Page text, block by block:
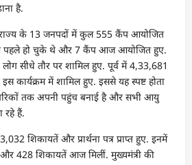
है.
के 13 जनपदों में कुल 555 कैंप आयोजित
पहले हो चुके थे और 7 कैंप आज आयोजित हुए.
सीधे तौर पर शामिल हुए. पूर्व में 4,33,681
में शामिल हुए. इससे यह स्पष्ट होता
तक अपनी पहुंच बनाई है और सभी आयु
रहे हैं.
शिकायतें और प्रार्थना पत्र प्राप्त हुए. इनमें
428 शिकायतें आज मिलीं. मुख्यमंत्री की